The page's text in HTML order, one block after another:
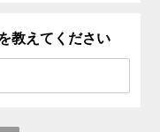
教えてください